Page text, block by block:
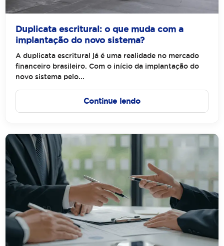
Duplicata escritural: o que muda com a
implantação do novo sistema?
A duplicata escritural já é uma realidade no mercado
financeiro brasileiro. Com o início da implantação do
novo sistema pelo...
Continue lendo